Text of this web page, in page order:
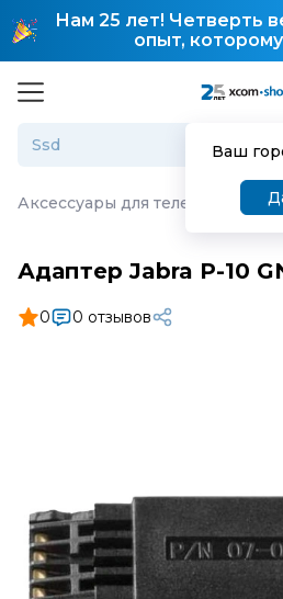
Нам 25 лет! Четверть
опыт,
Ваш
Аксессуары для телефонии
Адаптер Jabra P-10
0 0 отзывов